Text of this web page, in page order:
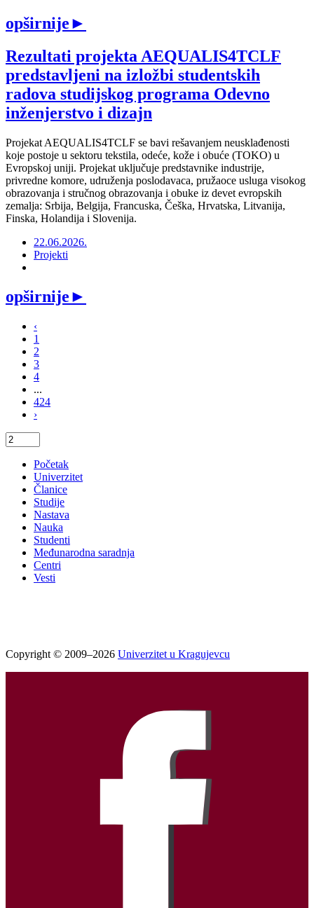
opširnije►
Rezultati projekta AEQUALIS4TCLF
predstavljeni na izložbi studentskih
radova studijskog programa Odevno
inženjerstvo i dizajn
Projekat AEQUALIS4TCLF se bavi rešavanjem neusklađenosti
koje postoje u sektoru tekstila, odeće, kože i obuće (TOKO) u
Evropskoj uniji. Projekat uključuje predstavnike industrije,
privredne komore, udruženja poslodavaca, pružaoce usluga visokog
obrazovanja i stručnog obrazovanja i obuke iz devet evropskih
zemalja: Srbija, Belgija, Francuska, Češka, Hrvatska, Litvanija,
Finska, Holandija i Slovenija.
22.06.2026.
Projekti
opširnije►
‹
1
2
3
4
...
424
›
Početak
Univerzitet
Članice
Studije
Nastava
Nauka
Studenti
Međunarodna saradnja
Centri
Vesti
Copyright © 2009–2026 Univerzitet u Kragujevcu